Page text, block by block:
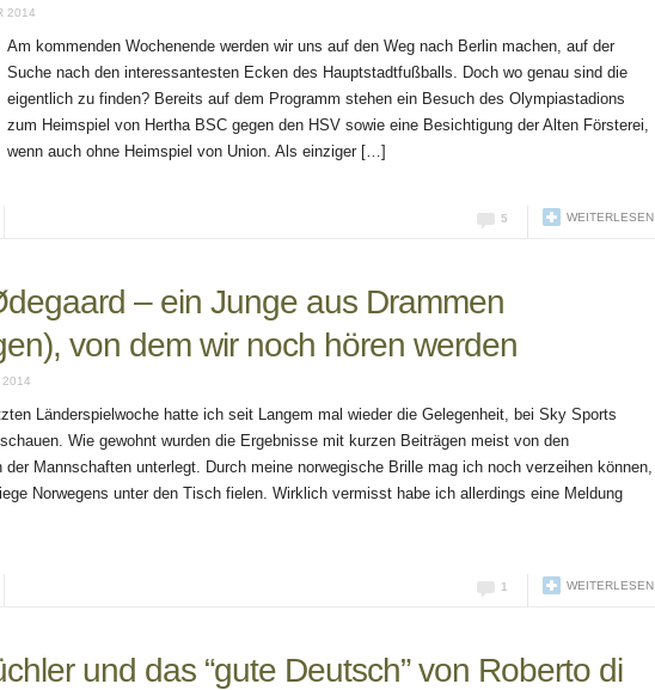
2014
Am kommenden Wochenende werden wir uns auf den Weg nach Berlin machen, auf der
Suche nach den interessantesten Ecken des Hauptstadtfußballs. Doch wo genau sind die
eigentlich zu finden? Bereits auf dem Programm stehen ein Besuch des Olympiastadions
zum Heimspiel von Hertha BSC gegen den HSV sowie eine Besichtigung der Alten Försterei,
wenn auch ohne Heimspiel von Union. Als einziger […]
WEITERLESEN
5
– ein Junge aus Drammen
von dem wir noch hören werden
2014
Länderspielwoche hatte ich seit Langem mal wieder die Gelegenheit, bei Sky Sports
Wie gewohnt wurden die Ergebnisse mit kurzen Beiträgen meist von den
der Mannschaften unterlegt. Durch meine norwegische Brille mag ich noch verzeihen können,
Norwegens unter den Tisch fielen. Wirklich vermisst habe ich allerdings eine Meldung
WEITERLESEN
1
und das “gute Deutsch” von Roberto di